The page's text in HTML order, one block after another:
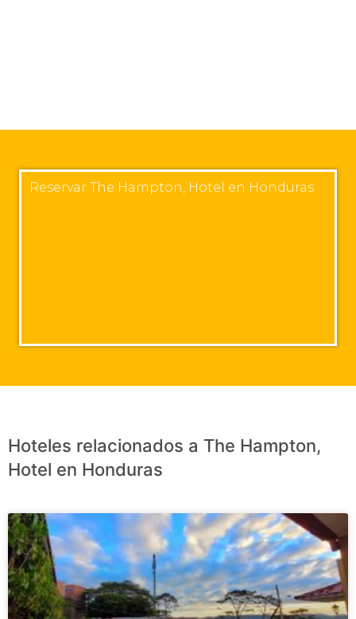
Reservar The Hampton, Hotel en Honduras
Hoteles relacionados a The Hampton,
Hotel en Honduras